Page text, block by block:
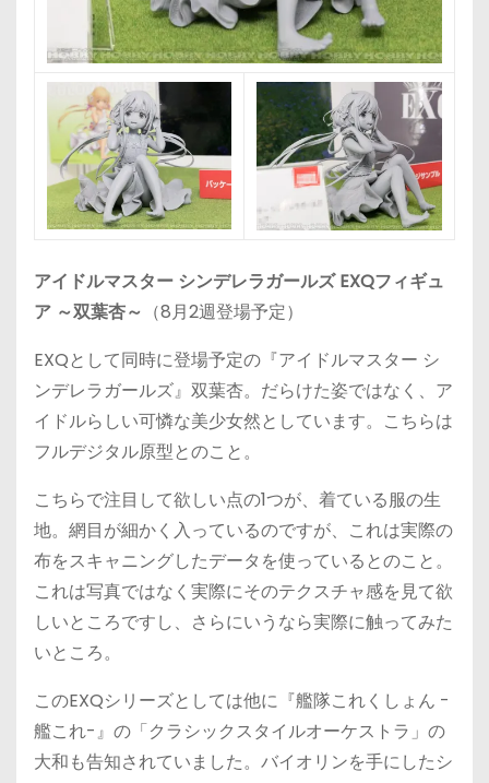
アイドルマスター シンデレラガールズ EXQフィギュ
ア ～双葉杏～ （8月2週登場予定）
EXQとして同時に登場予定の『アイドルマスター シ
ンデレラガールズ』双葉杏。だらけた姿ではなく、ア
イドルらしい可憐な美少女然としています。こちらは
フルデジタル原型とのこと。
こちらで注目して欲しい点の1つが、着ている服の生
地。網目が細かく入っているのですが、これは実際の
布をスキャニングしたデータを使っているとのこと。
これは写真ではなく実際にそのテクスチャ感を見て欲
しいところですし、さらにいうなら実際に触ってみた
いところ。
このEXQシリーズとしては他に『艦隊これくしょん -
艦これ-』の「クラシックスタイルオーケストラ」の
大和も告知されていました。バイオリンを手にしたシ